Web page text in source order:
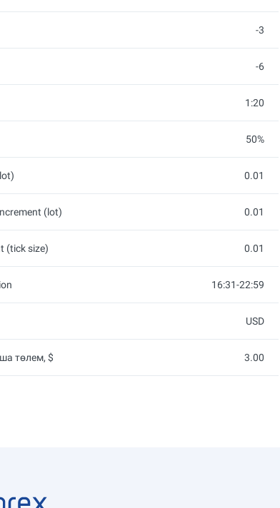
-3
-6
1:20
50%
0.01
(lot) 0.01
(tick size) 0.01
16:31-22:59
USD
төлем, $ 3.00